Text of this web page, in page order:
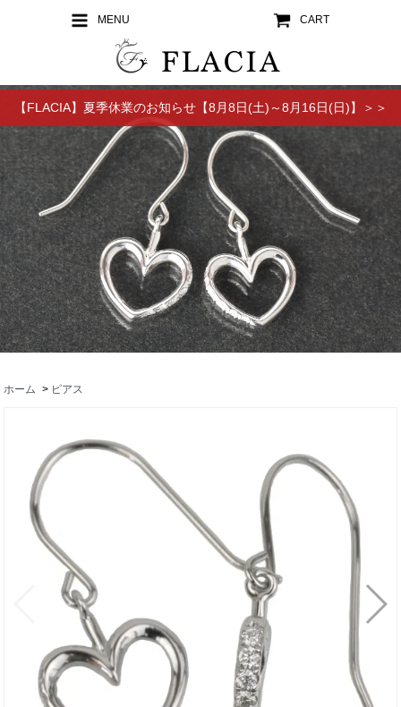
MENU CART
【FLACIA】夏季休業のお知らせ【8月8日(土)～8月16日(日)】＞＞
ホーム > ピアス